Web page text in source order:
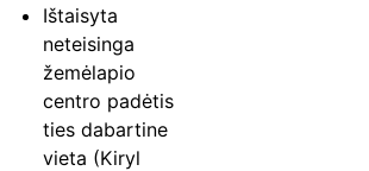
Ištaisyta
neteisinga
žemėlapio
centro padėtis
ties dabartine
vieta (Kiryl